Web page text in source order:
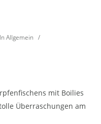
In Allgemein /
mit Boilies
Überraschungen am